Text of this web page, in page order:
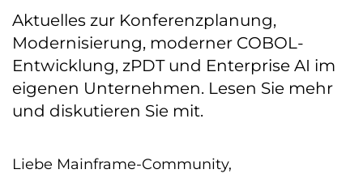
Aktuelles zur Konferenzplanung,
Modernisierung, moderner COBOL-
Entwicklung, zPDT und Enterprise AI im
eigenen Unternehmen. Lesen Sie mehr
und diskutieren Sie mit.
Liebe Mainframe-Community,